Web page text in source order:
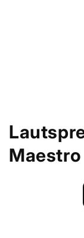
K
a
Maestro